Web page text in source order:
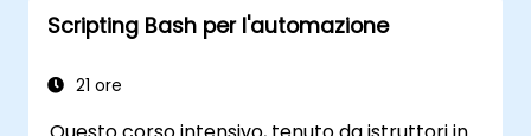
Scripting Bash per l'automazione
21 ore